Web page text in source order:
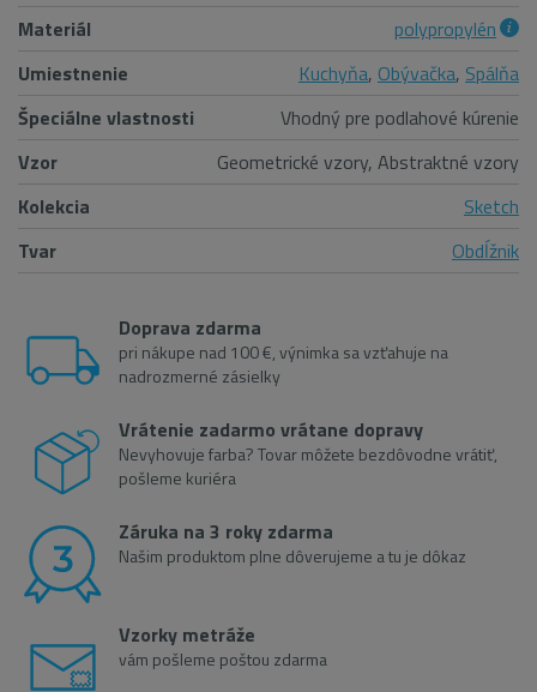
Materiál
polypropylén
Umiestnenie
Kuchyňa, Obývačka, Spálňa
Špeciálne vlastnosti
Vhodný pre podlahové kúrenie
Vzor
Geometrické vzory, Abstraktné vzory
Kolekcia
Sketch
Tvar
Obdĺžnik
Doprava zdarma
pri nákupe nad 100 €, výnimka sa vzťahuje na
nadrozmerné zásielky
Vrátenie zadarmo vrátane dopravy
Nevyhovuje farba? Tovar môžete bezdôvodne vrátiť,
pošleme kuriéra
Záruka na 3 roky zdarma
Našim produktom plne dôverujeme a tu je dôkaz
Vzorky metráže
vám pošleme poštou zdarma